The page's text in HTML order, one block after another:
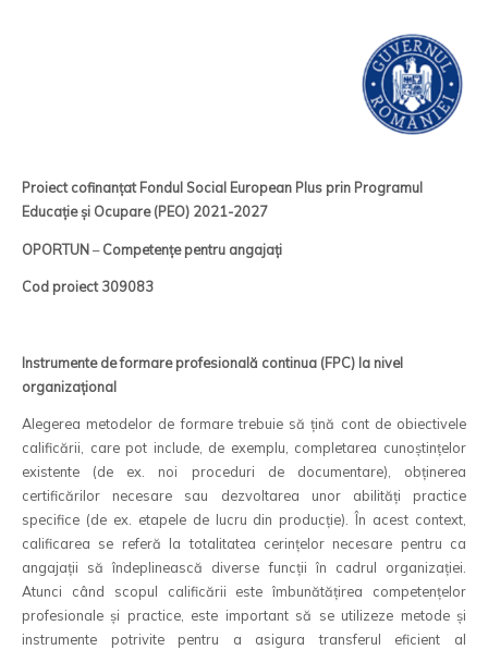
Proiect cofinanțat Fondul Social European Plus prin Programul
Educație și Ocupare (PEO) 2021-2027
OPORTUN–Competențe pentru angajați
Cod proiect309083
Instrumente de formare profesională continua (FPC) la nivel
organizațional
Alegerea metodelor de formare trebuie să țină cont de obiectivele
calificării, care pot include, de exemplu, completarea cunoștințelor
existente (de ex. noi proceduri de documentare), obținerea
certificărilor necesare sau dezvoltarea unor abilități practice
specifice (de ex. etapele de lucru din producție). În acest context,
calificarea se referă la totalitatea cerințelor necesare pentru ca
angajații să îndeplinească diverse funcții în cadrul organizației.
Atunci când scopul calificării este îmbunătățirea competențelor
profesionale și practice, este important să se utilizeze metode și
instrumente potrivite pentru a asigura transferul eficient al